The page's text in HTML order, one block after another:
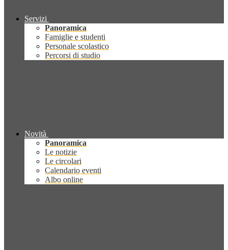
Servizi
Panoramica
Famiglie e studenti
Personale scolastico
Percorsi di studio
Novità
Panoramica
Le notizie
Le circolari
Calendario eventi
Albo online